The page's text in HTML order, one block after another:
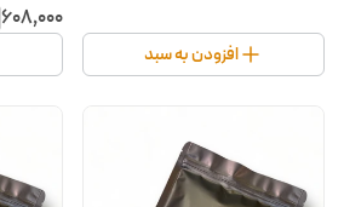
افزودن به سبد
۶۰۸٬۰۰۰